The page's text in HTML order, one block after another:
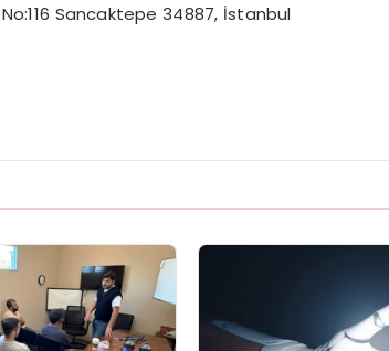
Sancaktepe 34887, İstanbul